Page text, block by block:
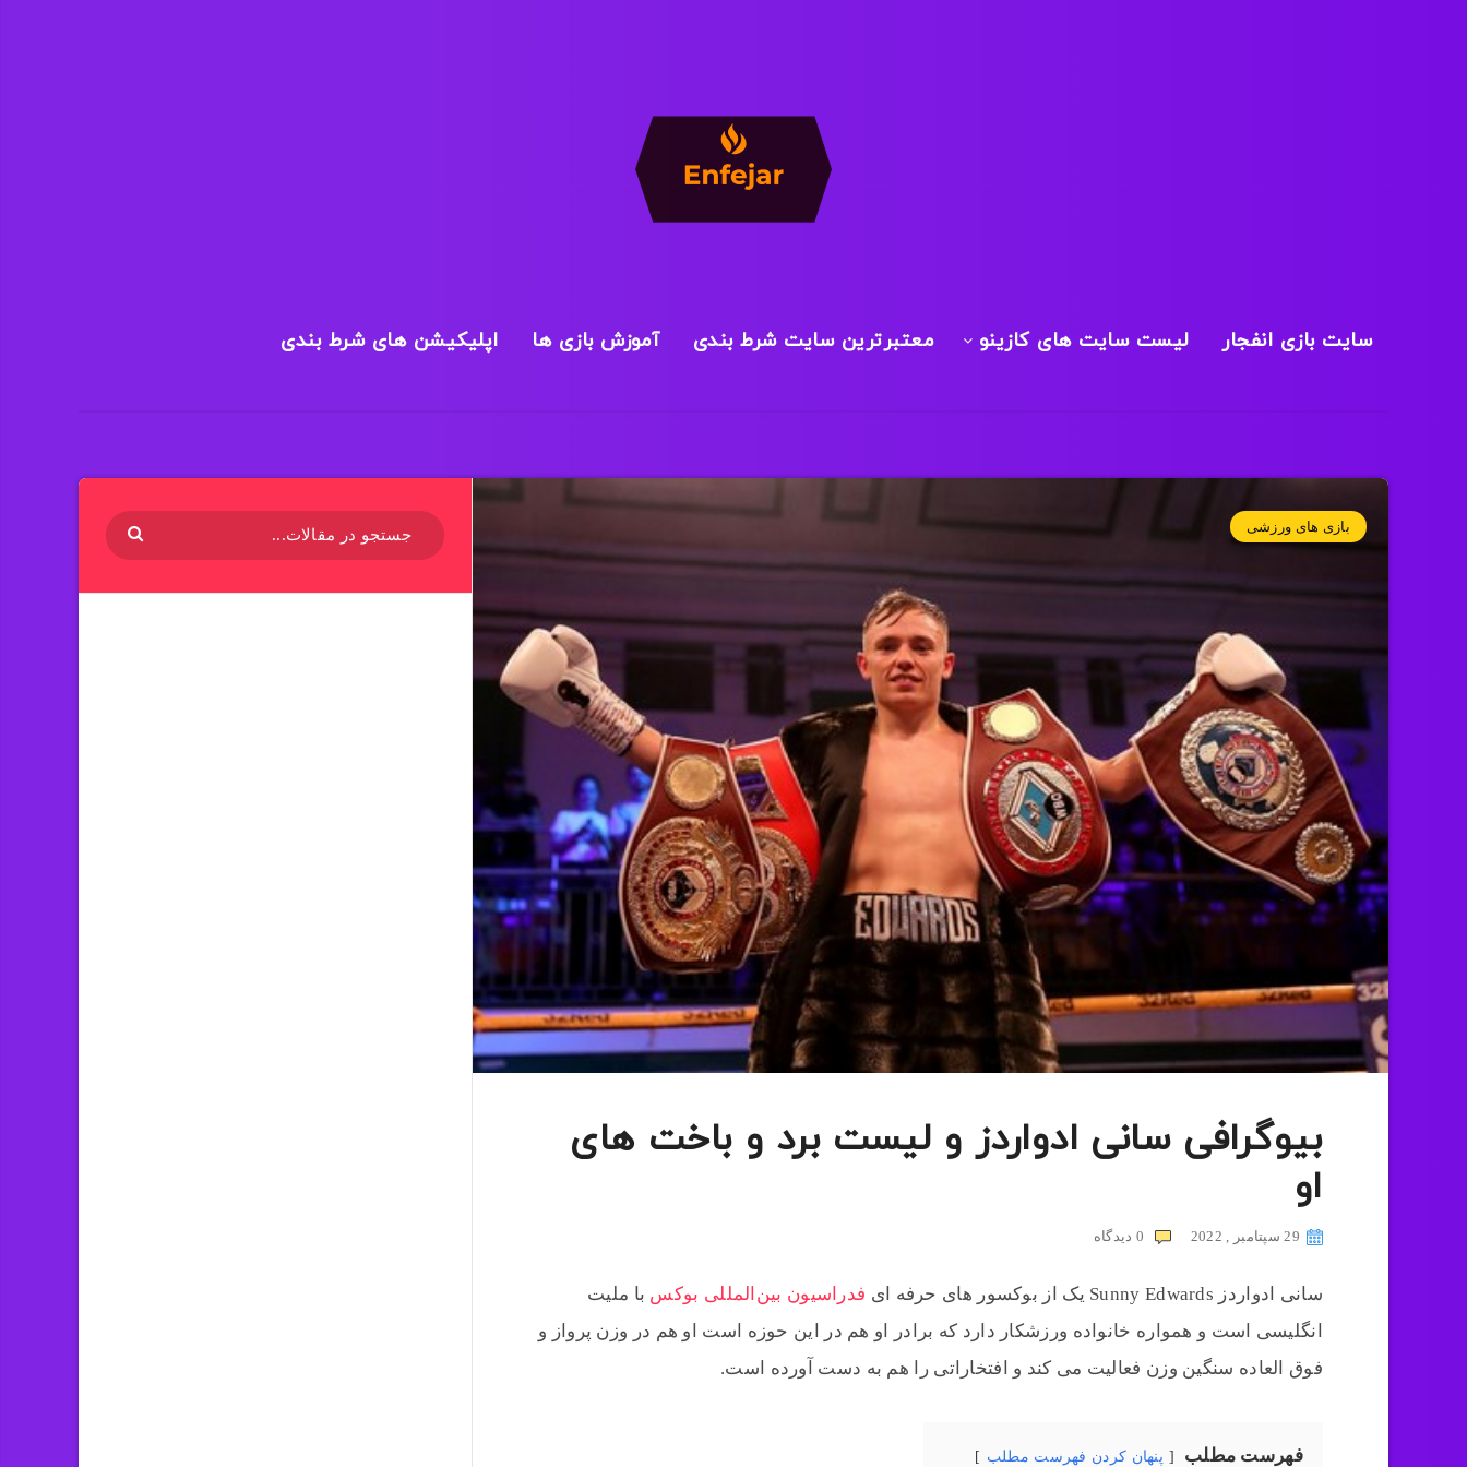
سایت بازی انفجار لیست سایت های کازینو معتبرترین سایت شرط بندی آموزش بازی ها اپلیکیشن های شرط بندی
بازی های ورزشی
بیوگرافی سانی ادواردز و لیست برد و باخت های
او
29 سپتامبر , 2022 0 دیدگاه
سانی ادواردز Sunny Edwards یک از بوکسور های حرفه ای فدراسیون بین‌المللی بوکس با ملیت
انگلیسی است و همواره خانواده ورزشکار دارد که برادر او هم در این حوزه است او هم در وزن پرواز و
فوق العاده سنگین وزن فعالیت می کند و افتخاراتی را هم به دست آورده است.
فهرست مطلب پنهان کردن فهرست مطلب